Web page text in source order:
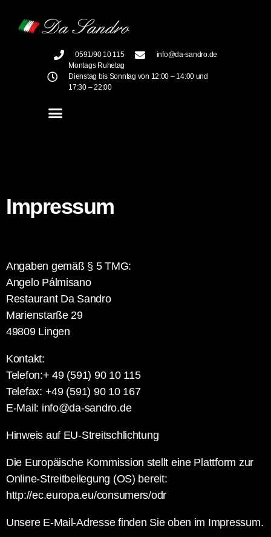
0591/90 10 115
info@da-sandro.de
Montags Ruhetag
Dienstag bis Sonntag von 12:00 – 14:00 und
17:30 – 22:00
Impressum
Angaben gemäß § 5 TMG:
Angelo Pálmisano
Restaurant Da Sandro
Marienstarße 29
49809 Lingen
Kontakt:
Telefon:+ 49 (591) 90 10 115
Telefax: +49 (591) 90 10 167
E-Mail: info@da-sandro.de
Hinweis auf EU-Streitschlichtung
Die Europäische Kommission stellt eine Plattform zur
Online-Streitbeilegung (OS) bereit:
http://ec.europa.eu/consumers/odr
Unsere E-Mail-Adresse finden Sie oben im Impressum.